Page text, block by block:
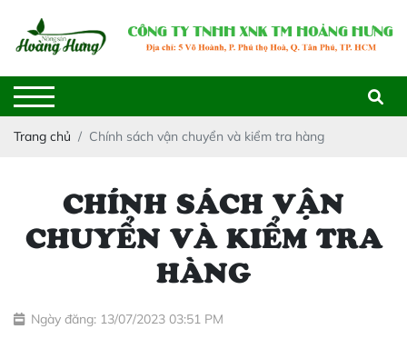
Trang chủ Chính sách vận chuyển và kiểm tra hàng
CHÍNH SÁCH VẬN
CHUYỂN VÀ KIỂM TRA
HÀNG
Ngày đăng: 13/07/2023 03:51 PM